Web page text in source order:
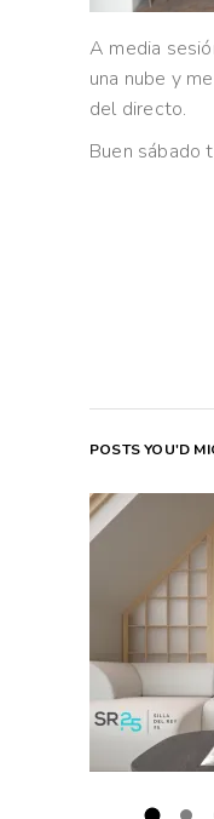
A media
una nube y
del directo.
Buen sábado
POSTS YOU'D